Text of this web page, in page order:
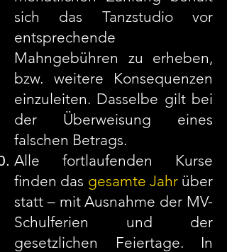
sich das Tanzstudio vor
entsprechende
Mahngebühren zu erheben,
bzw. weitere Konsequenzen
einzuleiten. Dasselbe gilt bei
der Überweisung eines
falschen Betrags.
Alle fortlaufenden Kurse
finden das gesamte Jahrüber
statt – mit Ausnahme der MV-
Schulferien und der
gesetzlichen Feiertage. In